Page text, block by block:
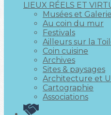
LIEUX RÉELS ET
Musées et
Au coin du mur
Festivals
Ailleurs sur la
Coin cuisine
Archives
Sites & paysages
Architecture et
Cartographie
Associations